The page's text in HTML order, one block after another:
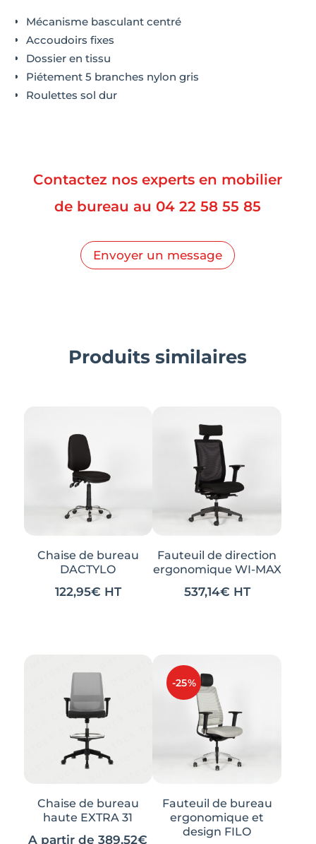
Mécanisme basculant centré
Accoudoirs fixes
Dossier en tissu
Piétement 5 branches nylon gris
Roulettes sol dur
Contactez nos experts en mobilier
de bureau au 04 22 58 55 85
Envoyer un message
Produits similaires
Chaise de bureau
DACTYLO
122,95€ HT
Fauteuil de direction
ergonomique WI-MAX
537,14€ HT
Chaise de bureau
haute EXTRA 31
A partir de 389,52€
-25%
Fauteuil de bureau
ergonomique et
design FILO